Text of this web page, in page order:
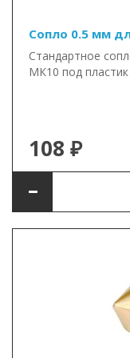
Сопло 0.5 мм
Стандартное
МК10 под
108 ₽